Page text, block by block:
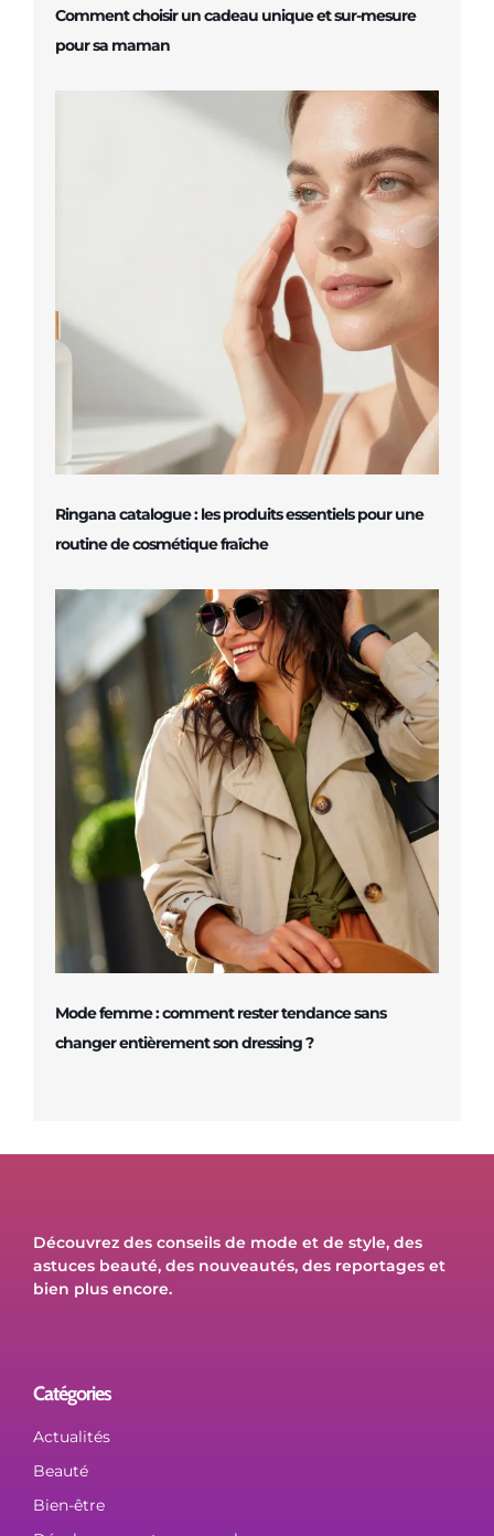
Comment choisir un cadeau unique et sur-mesure
pour sa maman
Ringana catalogue : les produits essentiels pour une
routine de cosmétique fraîche
Mode femme : comment rester tendance sans
changer entièrement son dressing ?
Découvrez des conseils de mode et de style, des
astuces beauté, des nouveautés, des reportages et
bien plus encore.
Catégories
Actualités
Beauté
Bien-être